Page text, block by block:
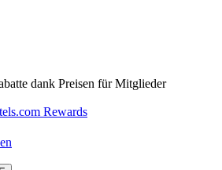
dank Preisen für Mitglieder
Rewards